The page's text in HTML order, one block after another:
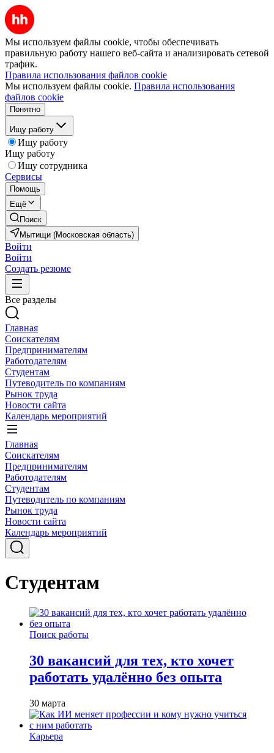
Мы используем файлы cookie, чтобы обеспечивать
правильную работу нашего веб-сайта и анализировать сетевой
трафик.
Правила использования файлов cookie
Мы используем файлы cookie. Правила использования
файлов cookie
Понятно
Ищу работу
Ищу работу
Ищу работу
Ищу сотрудника
Сервисы
Помощь
Ещё
Поиск
Мытищи (Московская область)
Войти
Войти
Создать резюме
Все разделы
Главная
Соискателям
Предпринимателям
Работодателям
Студентам
Путеводитель по компаниям
Рынок труда
Новости сайта
Календарь мероприятий
Главная
Соискателям
Предпринимателям
Работодателям
Студентам
Путеводитель по компаниям
Рынок труда
Новости сайта
Календарь мероприятий
Студентам
Поиск работы
30 вакансий для тех, кто хочет
работать удалённо без опыта
30 марта
Карьера